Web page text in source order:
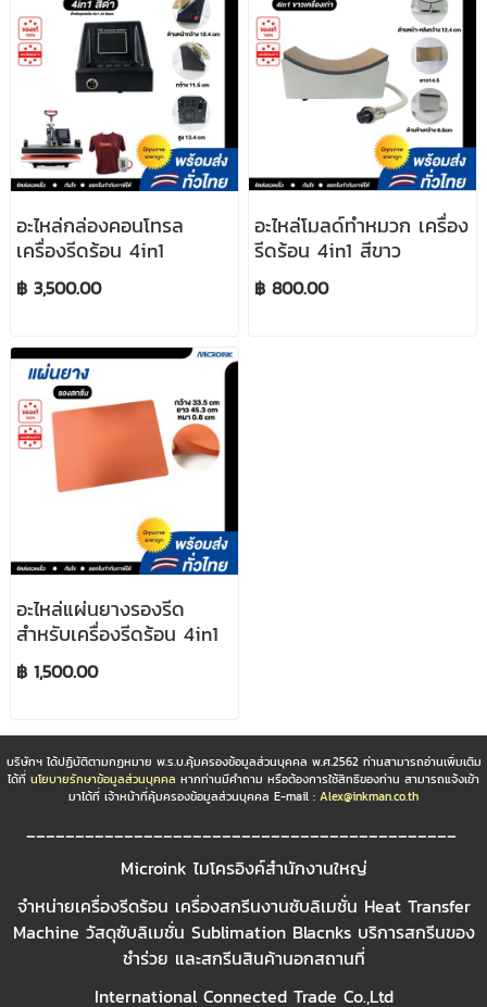
อะไหล่กล่องคอนโทรล
เครื่องรีดร้อน 4in1
฿ 3,500.00
อะไหล่โมลด์ทำหมวก เครื่อง
รีดร้อน 4in1 สีขาว
฿ 800.00
อะไหล่แผ่นยางรองรีด
สำหรับเครื่องรีดร้อน 4in1
฿ 1,500.00
บริษัทฯ ได้ปฏิบัติตามกฏหมาย พ.ร.บ.คุ้มครองข้อมูลส่วนบุคคล พ.ศ.2562 ท่านสามารถอ่านเพิ่มเติม
ได้ที่ นโยบายรักษาข้อมูลส่วนบุคคล หากท่านมีคำถาม หรือต้องการใช้สิทธิของท่าน สามารถแจ้งเข้า
มาได้ที่ เจ้าหน้าที่คุ้มครองข้อมูลส่วนบุคคล E-mail : Alex@inkman.co.th
____________________________________________
Microink ไมโครอิงค์สำนักงานใหญ่
จำหน่ายเครื่องรีดร้อน เครื่องสกรีนงานซับลิเมชั่น Heat Transfer
Machine วัสดุซับลิเมชั่น Sublimation Blacnks บริการสกรีนของ
ชำร่วย และสกรีนสินค้านอกสถานที่
International Connected Trade Co.,Ltd